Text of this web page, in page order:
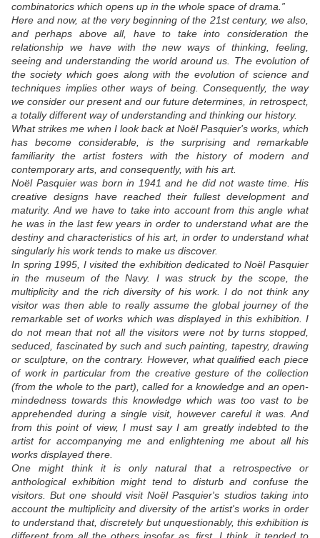
combinatorics which opens up in the whole space of drama.”
Here and now, at the very beginning of the 21st century, we also,
and perhaps above all, have to take into consideration the
relationship we have with the new ways of thinking, feeling,
seeing and understanding the world around us. The evolution of
the society which goes along with the evolution of science and
techniques implies other ways of being. Consequently, the way
we consider our present and our future determines, in retrospect,
a totally different way of understanding and thinking our history.
What strikes me when I look back at Noël Pasquier's works, which
has become considerable, is the surprising and remarkable
familiarity the artist fosters with the history of modern and
contemporary arts, and consequently, with his art.
Noël Pasquier was born in 1941 and he did not waste time. His
creative designs have reached their fullest development and
maturity. And we have to take into account from this angle what
he was in the last few years in order to understand what are the
destiny and characteristics of his art, in order to understand what
singularly his work tends to make us discover.
In spring 1995, I visited the exhibition dedicated to Noël Pasquier
in the museum of the Navy. I was struck by the scope, the
multiplicity and the rich diversity of his work. I do not think any
visitor was then able to really assume the global journey of the
remarkable set of works which was displayed in this exhibition. I
do not mean that not all the visitors were not by turns stopped,
seduced, fascinated by such and such painting, tapestry, drawing
or sculpture, on the contrary. However, what qualified each piece
of work in particular from the creative gesture of the collection
(from the whole to the part), called for a knowledge and an open-
mindedness towards this knowledge which was too vast to be
apprehended during a single visit, however careful it was. And
from this point of view, I must say I am greatly indebted to the
artist for accompanying me and enlightening me about all his
works displayed there.
One might think it is only natural that a retrospective or
anthological exhibition might tend to disturb and confuse the
visitors. But one should visit Noël Pasquier's studios taking into
account the multiplicity and diversity of the artist's works in order
to understand that, discretely but unquestionably, this exhibition is